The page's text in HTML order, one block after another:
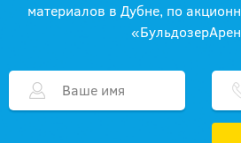
материалов в Дубне, по